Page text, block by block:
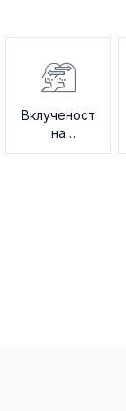
Вклученост
на
вработените